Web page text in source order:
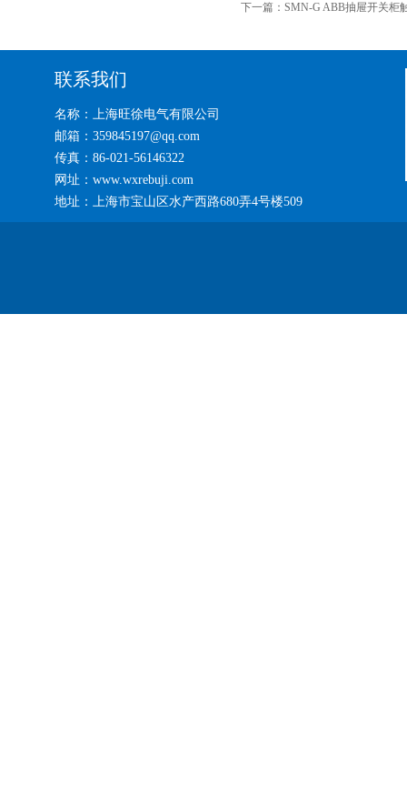
下一篇： SMN-G ABB抽屉开关柜
联系我们
名称：上海旺徐电气有限公司
邮箱：359845197@qq.com
传真：86-021-56146322
网址：www.wxrebuji.com
地址：上海市宝山区水产西路680弄4号楼509